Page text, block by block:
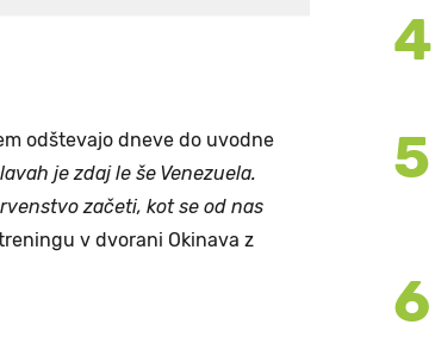
odštevajo dneve do uvodne
je zdaj le še Venezuela.
začeti, kot se od nas
v dvorani Okinava z
4
5
6